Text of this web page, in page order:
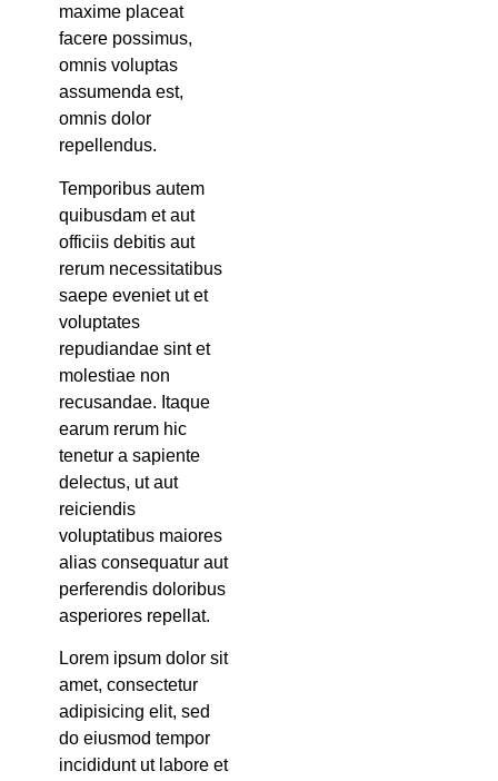
maxime placeat
facere possimus,
omnis voluptas
assumenda est,
omnis dolor
repellendus.
Temporibus autem
quibusdam et aut
officiis debitis aut
rerum necessitatibus
saepe eveniet ut et
voluptates
repudiandae sint et
molestiae non
recusandae. Itaque
earum rerum hic
tenetur a sapiente
delectus, ut aut
reiciendis
voluptatibus maiores
alias consequatur aut
perferendis doloribus
asperiores repellat.
Lorem ipsum dolor sit
amet, consectetur
adipisicing elit, sed
do eiusmod tempor
incididunt ut labore et